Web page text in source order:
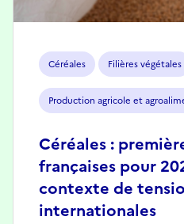
Céréales Filières végétales
Production agricole et
Céréales :
françaises pour
contexte de
internationales